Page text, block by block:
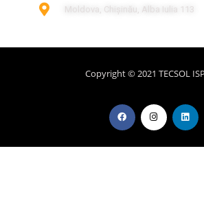
Moldova, Chișinău, Alba Iulia 113
Copyright © 2021 TECSOL